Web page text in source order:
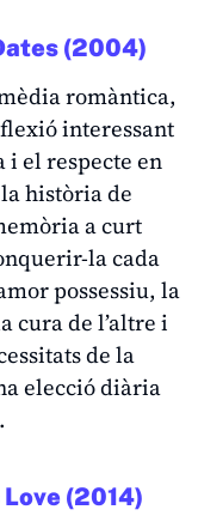
(2004)
romàntica,
interessant
i el respecte en
història de
a curt
la cada
possessiu, la
cura de l’altre i
de la
elecció diària
(2014)